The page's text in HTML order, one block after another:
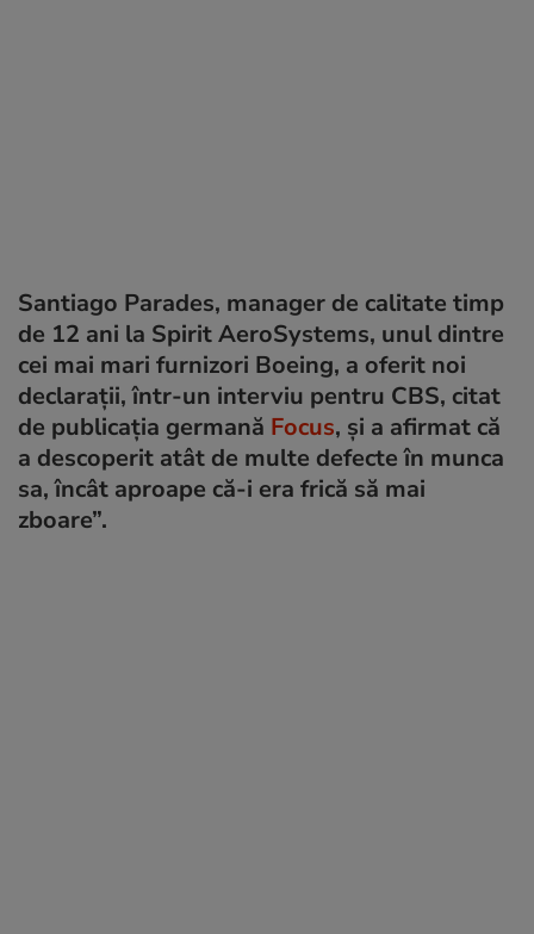
Santiago Parades, manager de calitate timp
de 12 ani la Spirit AeroSystems, unul dintre
cei mai mari furnizori Boeing, a oferit noi
declarații, într-un interviu pentru CBS, citat
de publicația germană Focus, și a afirmat că
a descoperit atât de multe defecte în munca
sa, încât aproape că-i era frică să mai
zboare”.